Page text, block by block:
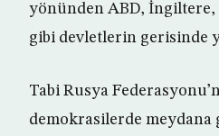
yönünden ABD, İngiltere,
gibi devletlerin gerisinde
Tabi Rusya
demokrasilerde meydana